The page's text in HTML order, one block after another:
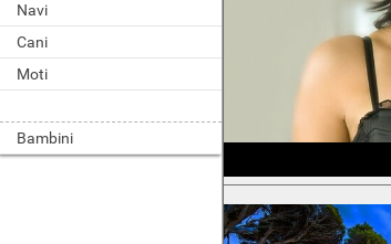
Navi
Cani
Moti
Bambini